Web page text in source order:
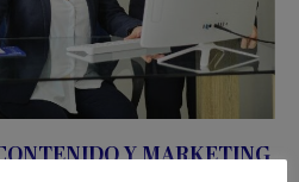
Y MARKETING